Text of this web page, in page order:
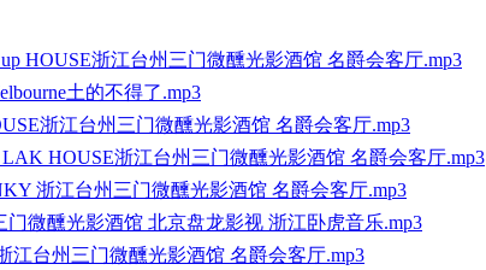
up HOUSE浙江台州三门微醺光影酒馆 名爵会客厅.mp3
土的不得了.mp3
浙江台州三门微醺光影酒馆 名爵会客厅.mp3
HOUSE浙江台州三门微醺光影酒馆 名爵会客厅.mp3
浙江台州三门微醺光影酒馆 名爵会客厅.mp3
门微醺光影酒馆 北京盘龙影视 浙江卧虎音乐.mp3
江台州三门微醺光影酒馆 名爵会客厅.mp3